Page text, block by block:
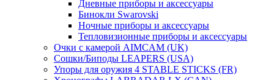
Дневные приборы и аксессуары
Бинокли Swarovski
Ночные приборы и аксессуары
Тепловизионные приборы и аксессуары
Очки с камерой AIMCAM (UK)
Сошки/Биподы LEAPERS (USA)
Упоры для оружия 4 STABLE STICKS (FR)